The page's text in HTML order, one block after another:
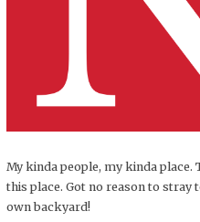
My kinda people, my kinda place.
this place. Got no reason to stray
own backyard!